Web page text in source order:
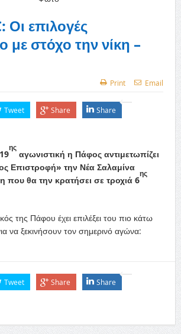
Οι επιλογές
με στόχο την νίκη –
Print Email
Tweet Share Share
ης
αγωνιστική η Πάφος αντιμετωπίζει
Επιστροφή» την Νέα Σαλαμίνα
που θα την κρατήσει σε τροχιά 6
ης
της Πάφου έχει επιλέξει του πιο κάτω
να ξεκινήσουν τον σημερινό αγώνα:
Tweet Share Share